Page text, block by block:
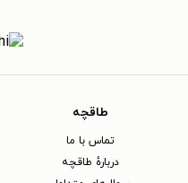
طاقچه
تماس با ما
دربارهٔ طاقچه